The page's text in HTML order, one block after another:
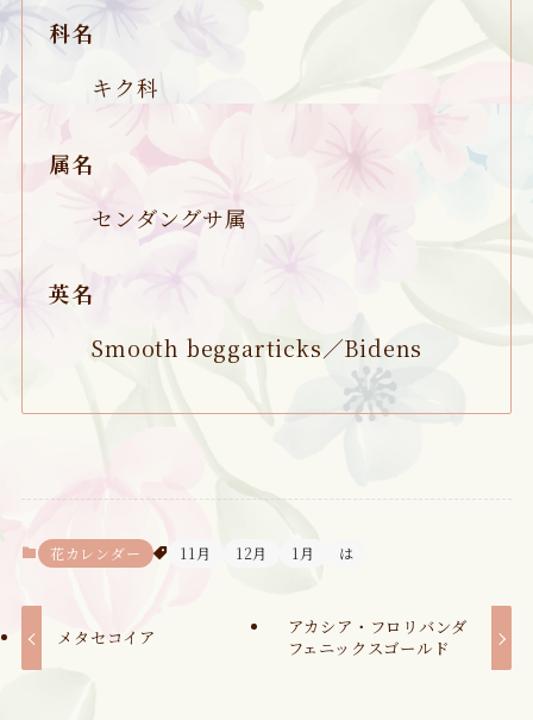
科名
キク科
属名
センダングサ属
英名
Smooth beggarticks／Bidens
花カレンダー 11月 12月 1月 は
メタセコイア
アカシア・フロリバンダ
フェニックスゴールド